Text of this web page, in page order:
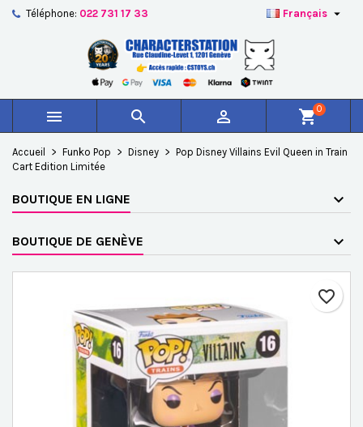
Téléphone: 022 731 17 33 Français 
   shopping_cart0
Accueil Funko Pop Disney
Pop Disney Villains Evil Queen in Train
Cart Edition Limitée
BOUTIQUE EN LIGNE
BOUTIQUE DE GENÈVE
favorite_border
Créer une nouvelle liste
Nom de la liste d'envies
Annuler Créer une liste d'envies
Vous devez être connecté pour ajouter des produits à
votre liste d'envies.